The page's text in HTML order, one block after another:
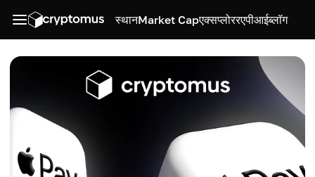
स्थानMarket Capएक्सप्लोररएपीआईब्लॉग